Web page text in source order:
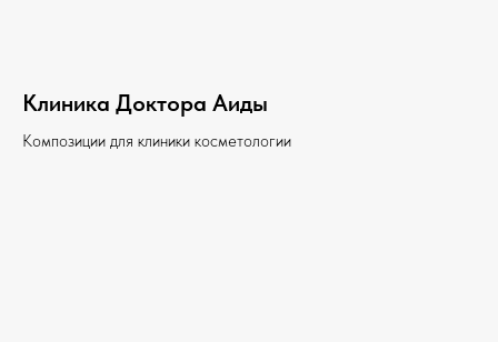
Клиника Доктора Аиды
Композиции для клиники косметологии